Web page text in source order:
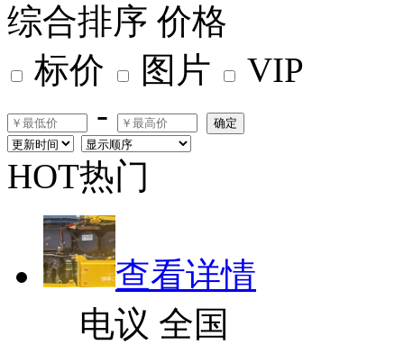
综合排序 价格
标价
图片
VIP
-
确定
HOT热门
查看详情
电议 全国